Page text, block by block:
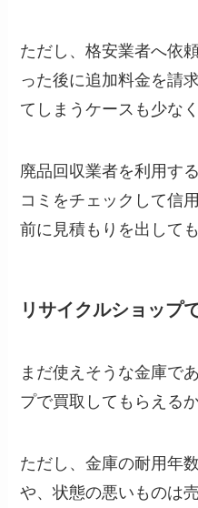
ただし、格安業者へ依
った後に追加料金を請
てしまうケースも少な
廃品回収業者を利用す
コミをチェックして信
前に見積もりを出して
リサイクルショップ
まだ使えそうな金庫で
プで買取してもらえる
ただし、金庫の耐用年
や、状態の悪いものは